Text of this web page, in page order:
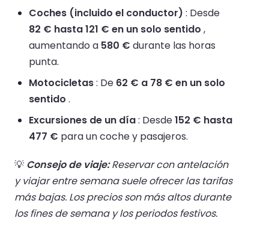
Coches (incluido el conductor) : Desde
82 € hasta 121 € en un solo sentido ,
aumentando a 580 € durante las horas
punta.
Motocicletas: De 62 € a 78 € en un solo
sentido .
Excursiones de un día: Desde152 € hasta
477 € para un coche y pasajeros.
💡 Consejo de viaje:Reservar con antelación
y viajar entre semana suele ofrecer las tarifas
más bajas. Los precios son más altos durante
los fines de semana y los periodos festivos.